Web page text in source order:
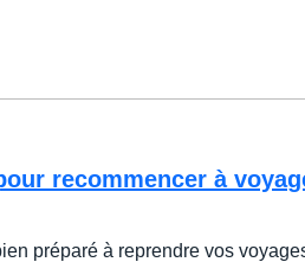
recommencer à
préparé à reprendre vos